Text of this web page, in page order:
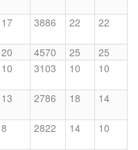
17 3886 22 22
20 4570 25
25
10 3103 10 10
13 2786 18 14
8 2822 14 10